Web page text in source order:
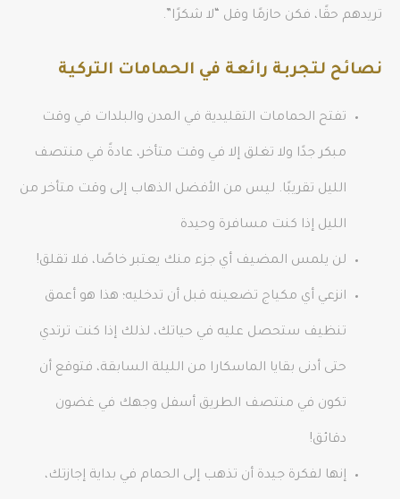
تريدهم حقًا، فكن حازمًا وقل “لا شكرًا”.
نصائح لتجربة رائعة في الحمامات التركية
تفتح الحمامات التقليدية في المدن والبلدات في وقت
مبكر جدًا ولا تغلق إلا في وقت متأخر، عادةً في منتصف
الليل تقريبًا. ليس من الأفضل الذهاب إلى وقت متأخر من
الليل إذا كنت مسافرة وحيدة
لن يلمس المضيف أي جزء منك يعتبر خاصًا، فلا تقلق!
انزعي أي مكياج تضعينه قبل أن تدخليه؛ هذا هو أعمق
تنظيف ستحصل عليه في حياتك، لذلك إذا كنت ترتدي
حتى أدنى بقايا الماسكارا من الليلة السابقة، فتوقع أن
تكون في منتصف الطريق أسفل وجهك في غضون
دقائق!
إنها لفكرة جيدة أن تذهب إلى الحمام في بداية إجازتك،